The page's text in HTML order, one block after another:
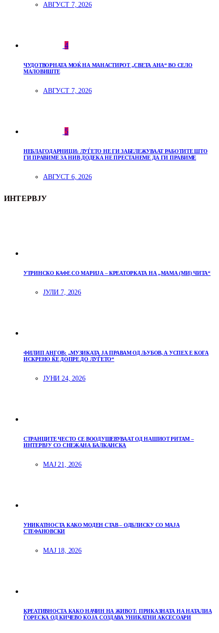
АВГУСТ 7, 2026
4
ЧУДОТВОРНАТА МОЌ НА МАНАСТИРОТ „СВЕТА АНА“ ВО СЕЛО
МАЛОВИШТЕ
АВГУСТ 7, 2026
5
НЕБЛАГОДАРНИЦИ: ЛУЃЕТО НЕ ГИ ЗАБЕЛЕЖУВААТ РАБОТИТЕ ШТО
ГИ ПРАВИМЕ ЗА НИВ ДОДЕКА НЕ ПРЕСТАНЕМЕ ДА ГИ ПРАВИМЕ
АВГУСТ 6, 2026
ИНТЕРВЈУ
УТРИНСКО КАФЕ СО МАРИЈА – КРЕАТОРКАТА НА „МАМА (МИ) ЧИТА“
ЈУЛИ 7, 2026
ФИЛИП АНГОВ: „МУЗИКАТА ЈА ПРАВАМ ОД ЉУБОВ, А УСПЕХ Е КОГА
ИСКРЕНО ЌЕ ДОПРЕ ДО ЛУЃЕТО“
ЈУНИ 24, 2026
СТРАНЦИТЕ ЧЕСТО СЕ ВООДУШЕВУВААТ ОД НАШИОТ РИТАМ –
ИНТЕРВЈУ СО СНЕЖАНА БАЛКАНСКА
МАЈ 21, 2026
УНИКАТНОСТА КАКО МОДЕН СТАВ – ОДБЛИСКУ СО МАЈА
СТЕФАНОВСКИ
МАЈ 18, 2026
КРЕАТИВНОСТА КАКО НАЧИН НА ЖИВОТ: ПРИКАЗНАТА НА НАТАЛИА
ЃОРЕСКА ОД КИЧЕВО КОЈА СОЗДАВА УНИКАТНИ АКСЕСОАРИ